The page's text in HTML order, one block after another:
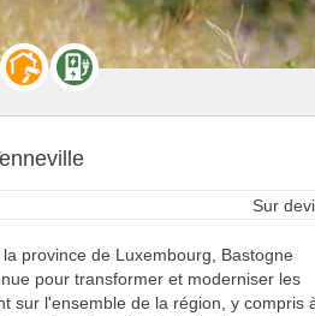
Sur
province de Luxembourg, Bastogne
pour transformer et moderniser les
sur l'ensemble de la région, y compris